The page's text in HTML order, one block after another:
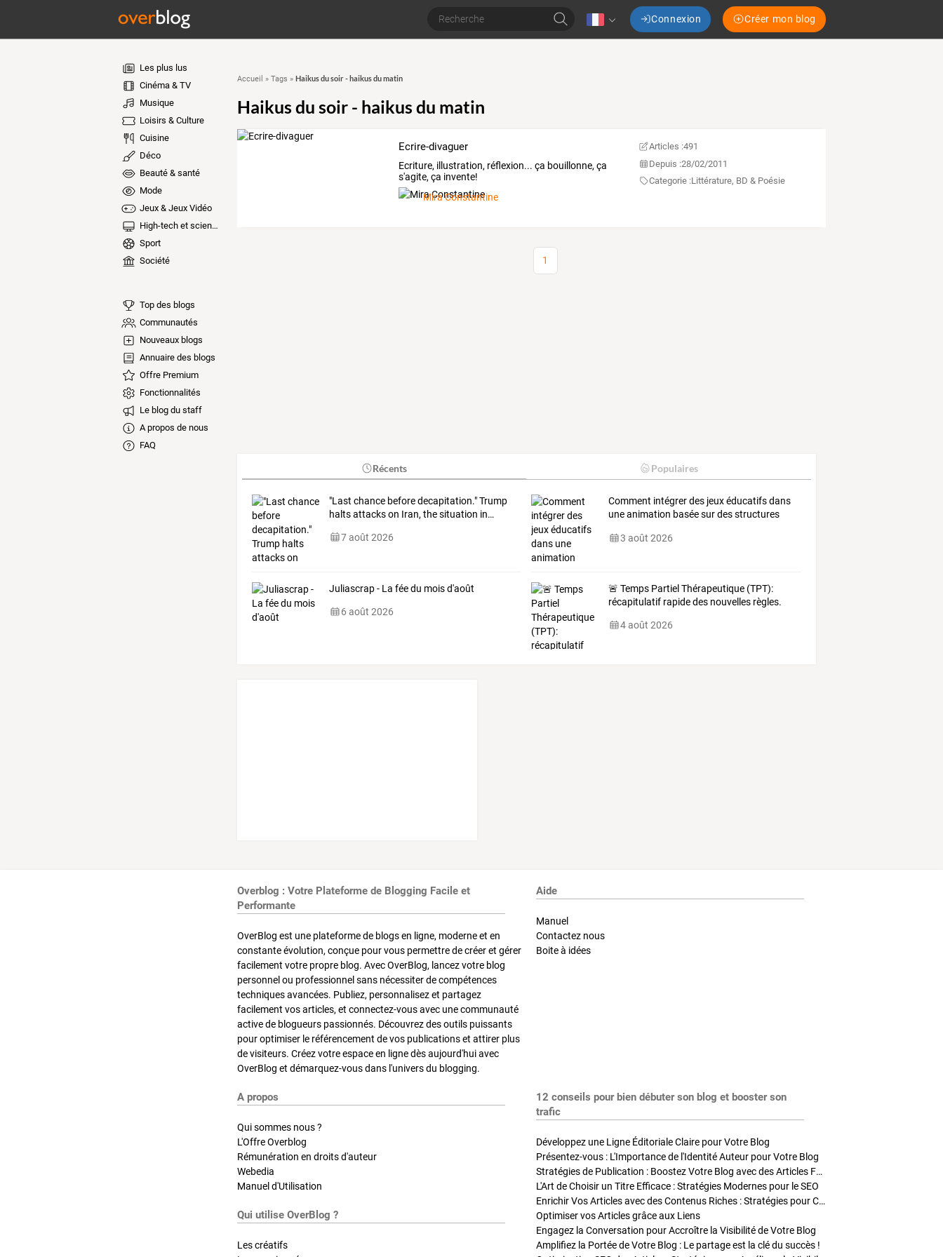
Connexion Créer mon blog
Les plus lus
Cinéma & TV
Musique
Loisirs & Culture
Cuisine
Déco
Beauté & santé
Mode
Jeux & Jeux Vidéo
High-tech et sciences
Sport
Société
Top des blogs
Communautés
Nouveaux blogs
Annuaire des blogs
Offre Premium
Fonctionnalités
Le blog du staff
A propos de nous
FAQ
Accueil » Tags » Haikus du soir - haikus du matin
Haikus du soir - haikus du matin
Ecrire-divaguer
Ecriture, illustration, réflexion... ça bouillonne, ça
s'agite, ça invente!
Mira Constantine
Articles :491
Depuis :28/02/2011
Categorie :Littérature, BD & Poésie
1
Récents Populaires
"Last chancebeforedecapitation."Trump
haltsattackson Iran, thesituation in…
7 août 2026
Comment intégrer des jeux éducatifs dans
une animation basée sur des structures
3 août 2026
Juliascrap - La fée du mois d'août
6 août 2026
🚨 Temps Partiel Thérapeutique (TPT):
récapitulatif rapide des nouvelles règles.
4 août 2026
Overblog : Votre Plateforme de Blogging Facile et
Performante
OverBlog est une plateforme de blogs en ligne, moderne et en
constante évolution, conçue pour vous permettre de créer et gérer
facilement votre propre blog. Avec OverBlog, lancez votre blog
personnel ou professionnel sans nécessiter de compétences
techniques avancées. Publiez, personnalisez et partagez
facilement vos articles, et connectez-vous avec une communauté
active de blogueurs passionnés. Découvrez des outils puissants
pour optimiser le référencement de vos publications et attirer plus
de visiteurs. Créez votre espace en ligne dès aujourd'hui avec
OverBlog et démarquez-vous dans l'univers du blogging.
Aide
Manuel
Contactez nous
Boite à idées
A propos
Qui sommes nous ?
L'Offre Overblog
Rémunération en droits d'auteur
Webedia
Manuel d'Utilisation
Qui utilise OverBlog ?
Les créatifs
12 conseils pour bien débuter son blog et booster son
trafic
Développez une Ligne Éditoriale Claire pour Votre Blog
Présentez-vous : L'Importance de l'Identité Auteur pour Votre Blog
Stratégies de Publication : Boostez Votre Blog avec des Articles Fréquents et Exclusifs
L'Art de Choisir un Titre Efficace : Stratégies Modernes pour le SEO
Enrichir Vos Articles avec des Contenus Riches : Stratégies pour Captiver et Optimiser
Optimiser vos Articles grâce aux Liens
Engagez la Conversation pour Accroître la Visibilité de Votre Blog
Amplifiez la Portée de Votre Blog : Le partage est la clé du succès !